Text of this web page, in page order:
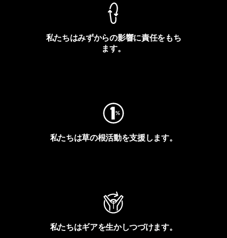
私たちはみずからの影響に責任をもち
ます。
私たちは草の根活動を支援します。
私たちはギアを生かしつづけます。